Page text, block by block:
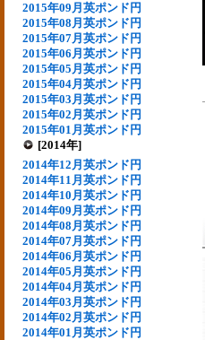
2015年09月英ポンド円
2015年08月英ポンド円
2015年07月英ポンド円
2015年06月英ポンド円
2015年05月英ポンド円
2015年04月英ポンド円
2015年03月英ポンド円
2015年02月英ポンド円
2015年01月英ポンド円
[2014年]
2014年12月英ポンド円
2014年11月英ポンド円
2014年10月英ポンド円
2014年09月英ポンド円
2014年08月英ポンド円
2014年07月英ポンド円
2014年06月英ポンド円
2014年05月英ポンド円
2014年04月英ポンド円
2014年03月英ポンド円
2014年02月英ポンド円
2014年01月英ポンド円